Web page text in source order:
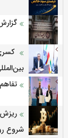
شروع